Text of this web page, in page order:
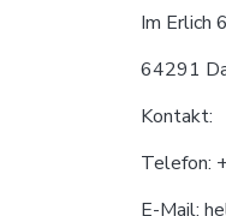
Im Erlich
64291
Kontakt:
Telefon:
E-Mail: